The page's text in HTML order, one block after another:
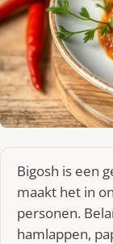
Bigosh is een
maakt het in
personen.
hamlappen,